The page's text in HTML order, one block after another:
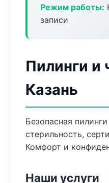
Режим работы:
записи
Пилинги и
Казань
Безопасная
стерильность,
Комфорт и
Наши услуги